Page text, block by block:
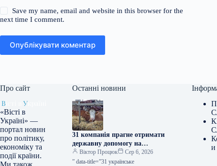
Save my name, email and website in this browser for the
next time I comment.
Опублікувати коментар
Про сайт
«Вісті в
Україні» —
портал новин
про політику,
економіку та
події країни.
Останні новини
31 компанія прагне отримати
державну допомогу на
створення тваринницьких
комплексів — КУРКУЛЬ
Віктор Процюк
Сер 6, 2026
” data-title=”31 українське
и